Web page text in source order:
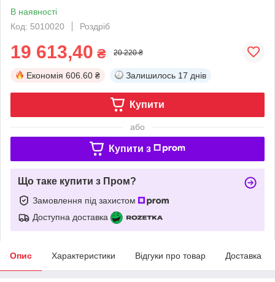
В наявності
Код: 5010020
Роздріб
19 613,40 ₴ 20 220 ₴
Економія 606.60 ₴ Залишилось 17 днів
Купити
або
Купити з
Що таке купити з Пром?
Замовлення під захистом
Доступна доставка
Опис Характеристики Відгуки про товар Доставка